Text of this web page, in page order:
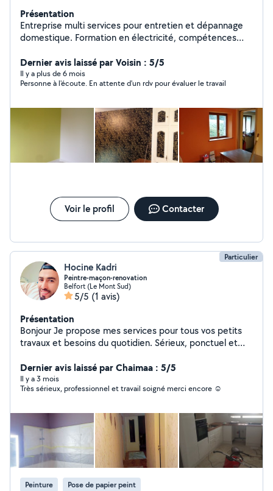
Présentation
Entreprise multi services pour entretien et dépannage
domestique. Formation en électricité, compétences
Devis sur rdv afin d'évaluer au mieux vos besoins.
Paiement acceptés: Chèques, CB, Espèces
Dernier avis laissé par Voisin : 5/5
Il y a plus de 6 mois
Personne à l'écoute. En attente d'un rdv pour évaluer le travail
Voir le profil Contacter
Particulier
Hocine Kadri
Peintre-maçon-renovation
Belfort (Le Mont Sud)
5/5 (1 avis)
Présentation
Bonjour Je propose mes services pour tous vos petits
travaux et besoins du quotidien. Sérieux, ponctuel et
toujours avec attention. Mes services : -Montage de
meubles -Aide au déménagement -Petits travaux :
perçage, fixation étagère.... -Peinture et tapisserie -
rénovation Je suis équipé du matériel nécessaire et je
m'engage à fournir un travail propre et efficace.
N'hésitez pas à me contacter pour discuter de vos
projets Je suis disponible rapidement, tarif raisonnable,
déplacement possible.
Dernier avis laissé par Chaimaa : 5/5
Il y a 3 mois
Très sérieux, professionnel et travail soigné merci encore ☺️
Peinture Pose de papier peint